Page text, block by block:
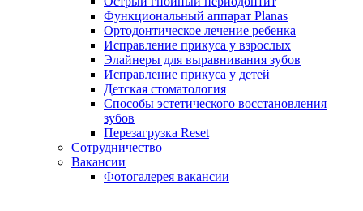
Функциональный аппарат Planas
Ортодонтическое лечение ребенка
Исправление прикуса у взрослых
Элайнеры для выравнивания зубов
Исправление прикуса у детей
Детская стоматология
Способы эстетического восстановления
зубов
Перезагрузка Reset
Сотрудничество
Вакансии
Фотогалерея вакансии